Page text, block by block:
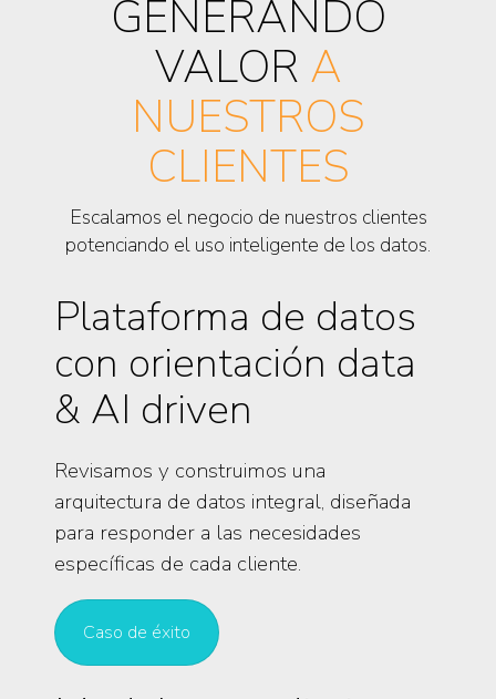
GENERANDO
VALOR A
NUESTROS
CLIENTES
Escalamos el negocio de nuestros clientes
potenciando el uso inteligente de los datos.
Plataforma de datos
con orientación data
& AI driven
Revisamos y construimos una
arquitectura de datos integral, diseñada
para responder a las necesidades
específicas de cada cliente.
Caso de éxito